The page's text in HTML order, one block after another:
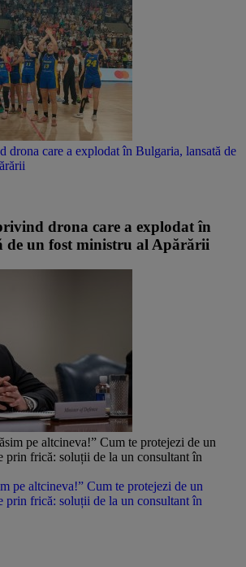
drona care a explodat în Bulgaria, lansată de
drona care a explodat în
de un fost ministru al Apărării
pe altcineva!” Cum te protejezi de un
prin frică: soluții de la un consultant în